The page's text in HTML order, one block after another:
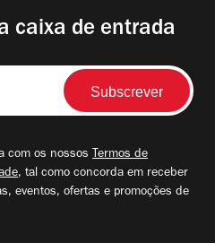
caixa de entrada
com os nossos Termos de
, tal como concorda em receber
eventos, ofertas e promoções de